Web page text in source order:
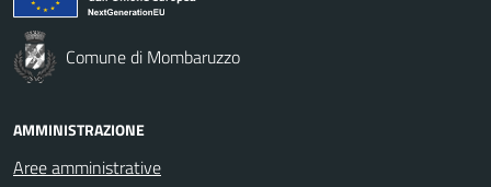
Comune di Mombaruzzo
AMMINISTRAZIONE
Aree amministrative